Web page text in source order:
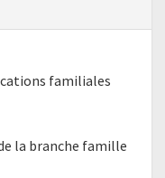
familiales
la branche famille